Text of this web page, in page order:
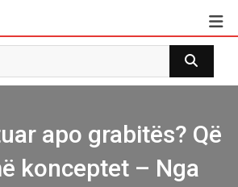
apo grabitës? Që
konceptet – Nga